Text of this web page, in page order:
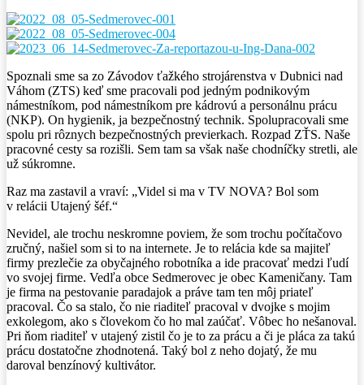
Spoznali sme sa zo Závodov ťažkého strojárenstva v Dubnici nad
Váhom (ZTS) keď sme pracovali pod jedným podnikovým
námestníkom, pod námestníkom pre kádrovú a personálnu prácu
(NKP). On hygienik, ja bezpečnostný technik. Spolupracovali sme
spolu pri rôznych bezpečnostných previerkach. Rozpad ZŤS. Naše
pracovné cesty sa rozišli. Sem tam sa však naše chodníčky stretli, ale
už súkromne.
Raz ma zastavil a vraví: „Videl si ma v TV NOVA? Bol som
v relácii Utajený šéf.“
Nevidel, ale trochu neskromne poviem, že som trochu počítačovo
zručný, našiel som si to na internete. Je to relácia kde sa majiteľ
firmy prezlečie za obyčajného robotníka a ide pracovať medzi ľudí
vo svojej firme. Vedľa obce Sedmerovec je obec Kameničany. Tam
je firma na pestovanie paradajok a práve tam ten môj priateľ
pracoval. Čo sa stalo, čo nie riaditeľ pracoval v dvojke s mojim
exkolegom, ako s človekom čo ho mal zaúčať. Vôbec ho nešanoval.
Pri ňom riaditeľ v utajený zistil čo je to za prácu a či je pláca za takú
prácu dostatočne zhodnotená. Taký bol z neho dojatý, že mu
daroval benzínový kultivátor.